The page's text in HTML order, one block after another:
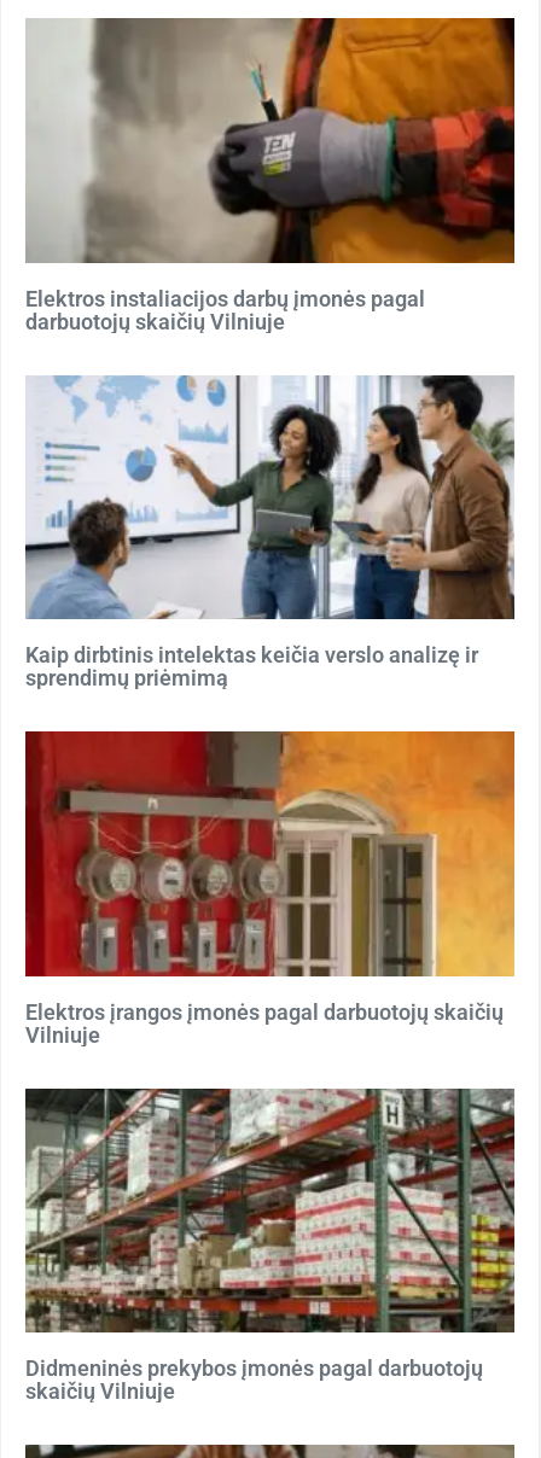
Elektros instaliacijos darbų įmonės pagal
darbuotojų skaičių Vilniuje
Kaip dirbtinis intelektas keičia verslo analizę ir
sprendimų priėmimą
Elektros įrangos įmonės pagal darbuotojų skaičių
Vilniuje
Didmeninės prekybos įmonės pagal darbuotojų
skaičių Vilniuje